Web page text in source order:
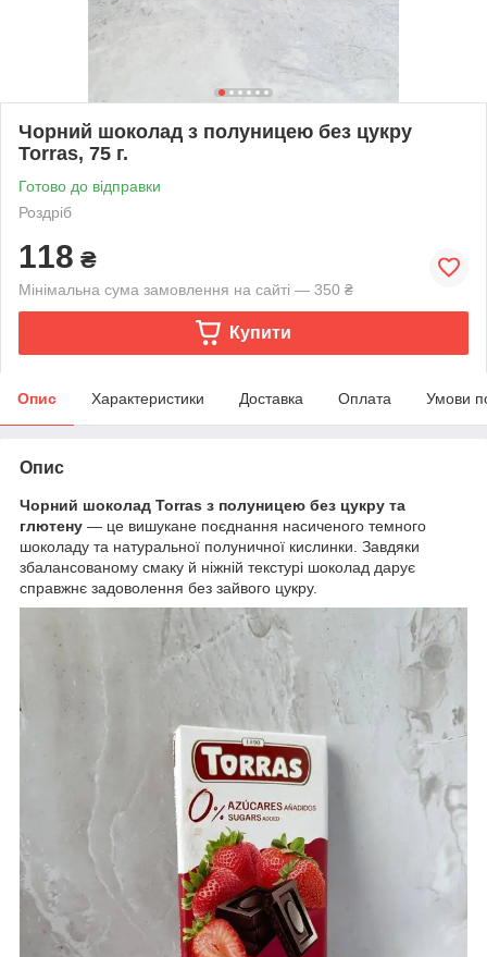
Чорний шоколад з полуницею без цукру
Torras, 75 г.
Готово до відправки
Роздріб
118 ₴
Мінімальна сума замовлення на сайті — 350 ₴
Купити
Опис Характеристики Доставка Оплата Умови
Опис
Чорний шоколад Torras з полуницею без цукру та
глютену — це вишукане поєднання насиченого темного
шоколаду та натуральної полуничної кислинки. Завдяки
збалансованому смаку й ніжній текстурі шоколад дарує
справжнє задоволення без зайвого цукру.